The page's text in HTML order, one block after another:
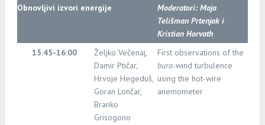
Obnovljivi izvori energije
Moderatori:Maja
Telišman Prtenjak i
Kristian Horvath
15:45-16:00
Željko Večenaj,
Damir Ptičar,
Hrvoje Hegeduš,
Goran Lončar,
Branko
Grisogono
First observations of the
bura-wind turbulence
using the hot-wire
anemometer